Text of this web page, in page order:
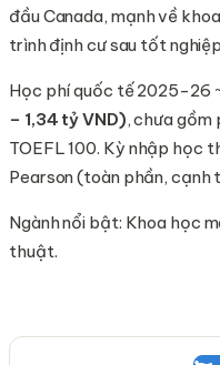
đầu Canada, mạnh về
trình định cư sau tốt
Học phí quốc tế 2025-26 ~
– 1,34 tỷ VND), chưa gồm
TOEFL 100. Kỳ nhập học
Pearson (toàn phần, cạnh
Ngành nổi bật: Khoa học
thuật.